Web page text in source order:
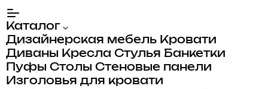
Каталог
Дизайнерская мебель Кровати
Диваны Кресла Стулья Банкетки
Пуфы Столы Стеновые панели
Изголовья для кровати